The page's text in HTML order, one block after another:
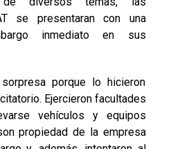
se presentaran con una
inmediato en sus
porque lo hicieron
Ejercieron facultades
vehículos y equipos
propiedad de la empresa